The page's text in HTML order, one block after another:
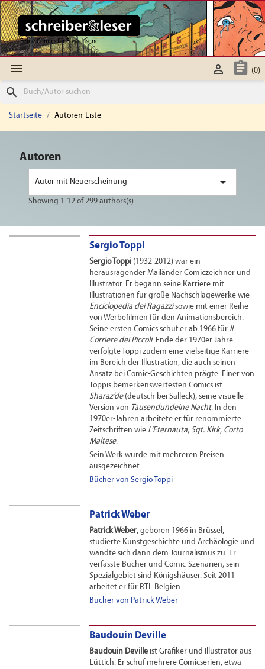
Feine Comics für Erwachsene
  (0)

search
Startseite Autoren-Liste
Autoren
Autor mit Neuerscheinung 
Showing 1-12 of 299 authors(s)
Sergio Toppi
Sergio Toppi (1932-2012) war ein
herausragender Mailänder Comiczeichner und
Illustrator. Er begann seine Karriere mit
Illustrationen für große Nachschlagewerke wie
Enciclopedia dei Ragazzisowie mit einer Reihe
von Werbefilmen für den Animationsbereich.
Seine ersten Comics schuf er ab 1966 für Il
Corriere dei Piccoli. Ende der 1970er Jahre
verfolgte Toppi zudem eine vielseitige Karriere
im Bereich der Illustration, die auch seinen
Ansatz bei Comic-Geschichten prägte. Einer von
Toppis bemerkenswertesten Comics ist
Sharaz’de(deutsch bei Salleck), seine visuelle
Version von Tausendundeine Nacht. In den
1970er-Jahren arbeitete er für renommierte
Zeitschriften wie L‘Eternauta, Sgt. Kirk, Corto
Maltese.
Sein Werk wurde mit mehreren Preisen
ausgezeichnet.
Bücher von Sergio Toppi
Patrick Weber
Patrick Weber, geboren 1966 in Brüssel,
studierte Kunstgeschichte und Archäologie und
wandte sich dann dem Journalismus zu. Er
verfasste Bücher und Comic-Szenarien, sein
Spezialgebiet sind Königshäuser. Seit 2011
arbeitet er für RTL Belgien.
Bücher von Patrick Weber
Baudouin Deville
Baudouin Deville ist Grafiker und Illustrator aus
Lüttich. Er schuf mehrere Comicserien, etwa